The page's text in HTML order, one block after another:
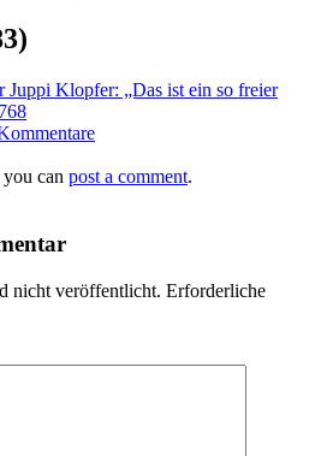
Juppi Klopfer: „Das ist ein so freier
can post a comment.
nicht veröffentlicht. Erforderliche